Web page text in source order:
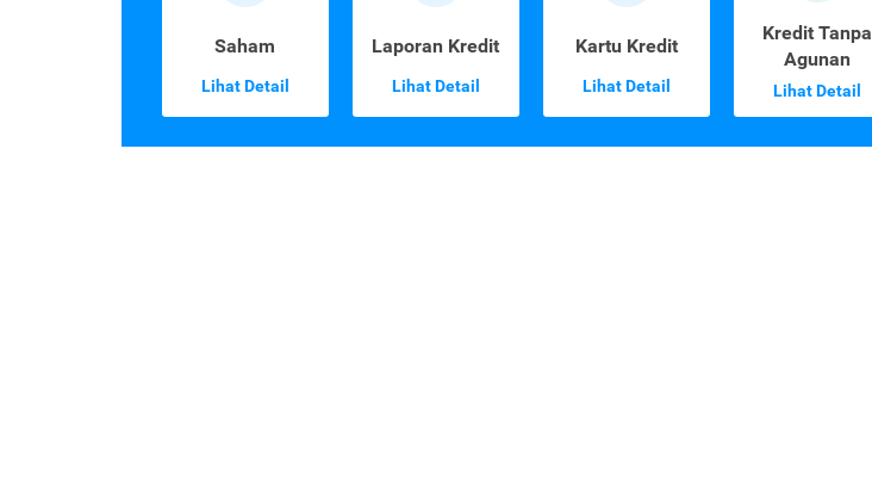
Saham
Lihat Detail
Laporan Kredit
Lihat Detail
Kartu Kredit
Lihat Detail
Kredit Tanpa
Agunan
Lihat Detail